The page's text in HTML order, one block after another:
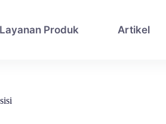
Layanan Produk Artikel